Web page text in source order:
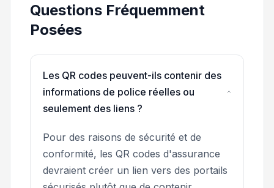
Questions Fréquemment
Posées
Les QR codes peuvent-ils contenir des
informations de police réelles ou
seulement des liens ?
Pour des raisons de sécurité et de
conformité, les QR codes d'assurance
devraient créer un lien vers des portails